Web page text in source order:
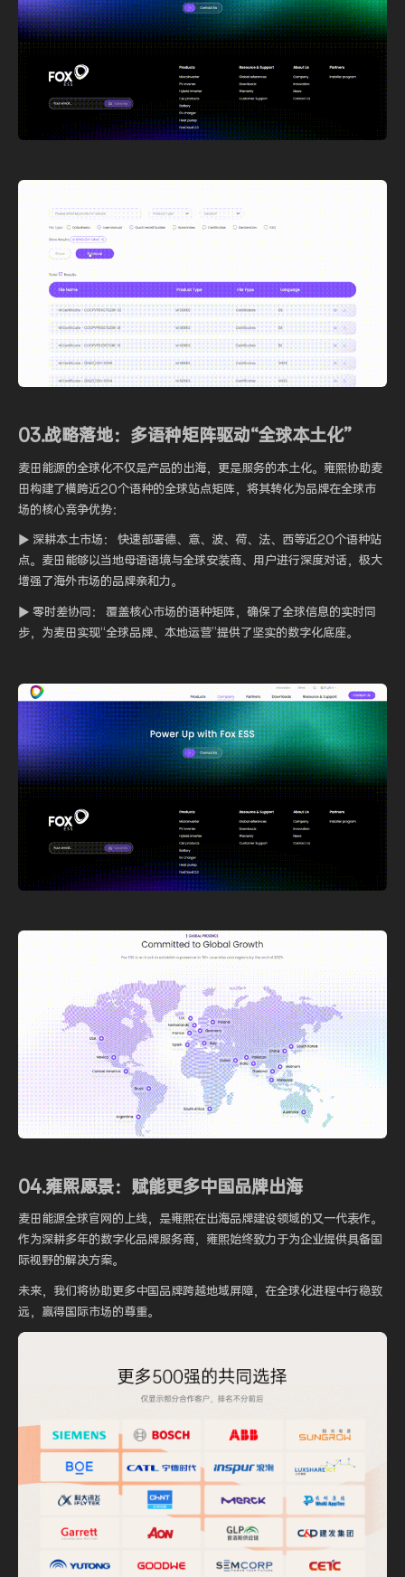
03.战略落地：多语种矩阵驱动“全球本土化”
麦田能源的全球化不仅是产品的出海，更是服务的本土化。雍熙协助麦
田构建了横跨近20个语种的全球站点矩阵，将其转化为品牌在全球市
场的核心竞争优势：
▶ 深耕本土市场： 快速部署德、意、波、荷、法、西等近20个语种站
点。麦田能够以当地母语语境与全球安装商、用户进行深度对话，极大
增强了海外市场的品牌亲和力。
▶ 零时差协同： 覆盖核心市场的语种矩阵，确保了全球信息的实时同
步，为麦田实现“全球品牌、本地运营”提供了坚实的数字化底座。
04.雍熙愿景：赋能更多中国品牌出海
麦田能源全球官网的上线，是雍熙在出海品牌建设领域的又一代表作。
作为深耕多年的数字化品牌服务商，雍熙始终致力于为企业提供具备国
际视野的解决方案。
未来，我们将协助更多中国品牌跨越地域屏障，在全球化进程中行稳致
远，赢得国际市场的尊重。